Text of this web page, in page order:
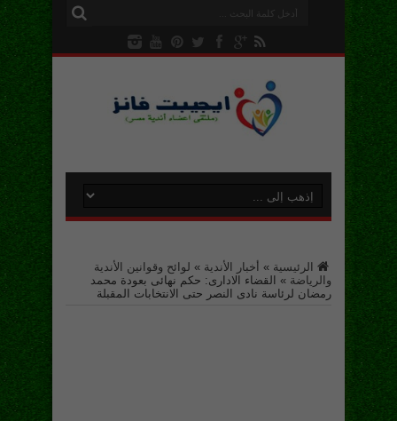
الرئيسية » أخبار الأندية » لوائح وقوانين الأندية
والرياضة » القضاء الادارى: حكم نهائى بعودة محمد
رمضان لرئاسة نادى النصر حتى الانتخابات المقبلة